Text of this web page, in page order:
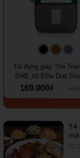
#000000
Túi đựng giày The
SHB_02 Elite Duo
169.000₫